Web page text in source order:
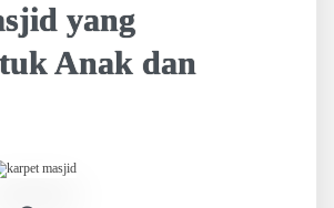
yang
Anak dan